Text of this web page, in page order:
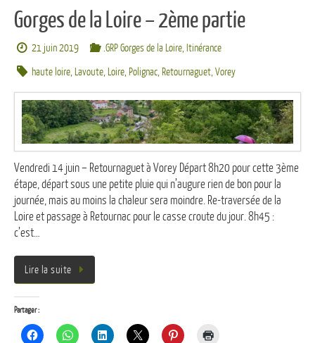
Gorges de la Loire – 2ème partie
21 juin 2019 .GRP Gorges de la Loire, Itinérance
haute loire, Lavoute, Loire, Polignac, Retournaguet,Vorey
Vendredi 14 juin – Retournaguet à Vorey Départ 8h20 pour cette 3ème
étape, départ sous une petite pluie qui n’augure rien de bon pour la
journée, mais au moins la chaleur sera moindre. Re-traversée de la
Loire et passage à Retournac pour le casse croute du jour. 8h45 :
c’est…
Lire la suite
Partager :